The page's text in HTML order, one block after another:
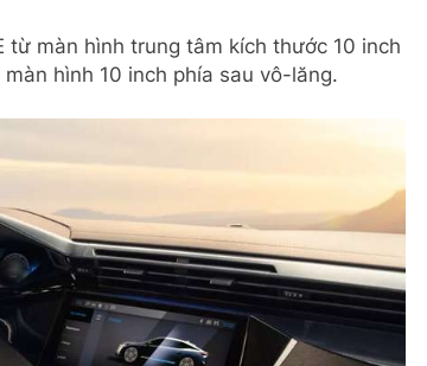
từ màn hình trung tâm kích thước 10 inch
hình 10 inch phía sau vô-lăng.